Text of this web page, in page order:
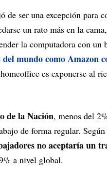
de ser una excepción para
un rato más en la
la computadora con un
del mundo como Amazon
es exponerse al
de la Nación, menos del
de forma regular.
no aceptaría un
a nivel global.